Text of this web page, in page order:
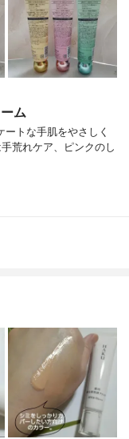
ム
トな手肌をやさしく
荒れケア、ピンクのし